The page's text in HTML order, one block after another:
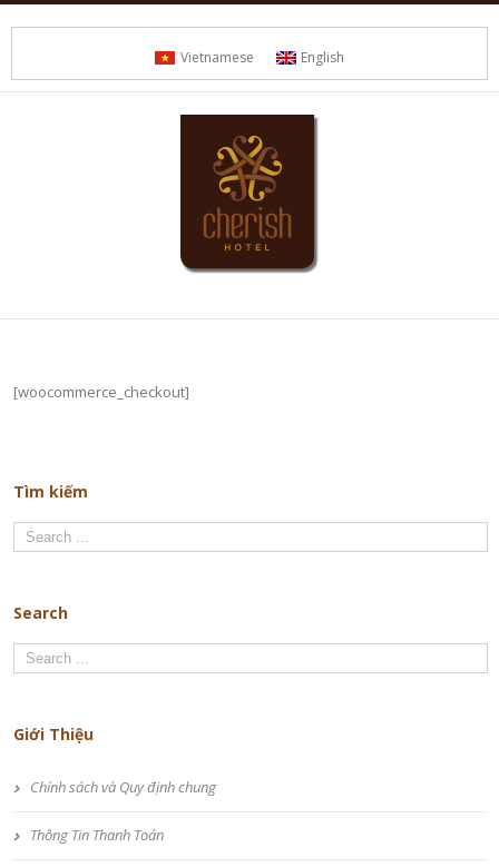
Vietnamese English
[woocommerce_checkout]
Tìm kiếm
Search
Giới Thiệu
Chính sách và Quy định chung
Thông Tin Thanh Toán